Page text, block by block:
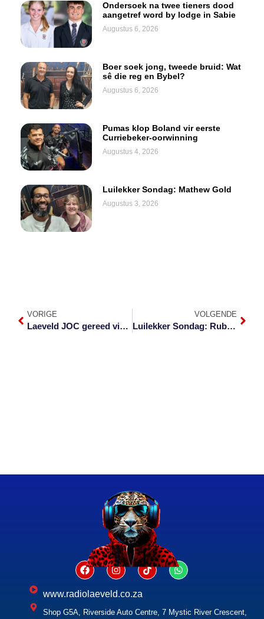
Ondersoek na twee tieners dood
aangetref word by lodge in Sabie
Augustus 6, 2026
Boer soek jong, tweede bruid: Wat
sê die reg en Bybel?
Augustus 6, 2026
Pumas klop Boland vir eerste
Curriebeker-oorwinning
Augustus 4, 2026
Luilekker Sondag: Mathew Gold
Augustus 3, 2026
VORIGE
Laeveld JOC gereed vir enige demonstrasies
VOLGENDE
Luilekker Sondag: Ruben Roos
www.radiolaeveld.co.za
Shop G5A, Riverside Auto Centre, 7 Mystic River Crescent,